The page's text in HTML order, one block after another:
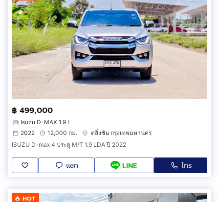
฿ 499,000
Isuzu D-MAX 1.9 L
2022
12,000 กม.
ตลิ่งชัน กรุงเทพมหานคร
ISUZU D-max 4 ประตู M/T 1.9 LDA ปี 2022
แชท LINE โทร
HOT